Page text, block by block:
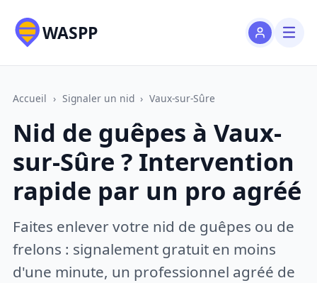
WASPP
Accueil › Signaler un nid › Vaux-sur-Sûre
Nid de guêpes à Vaux-
sur-Sûre ? Intervention
rapide par un pro agréé
Faites enlever votre nid de guêpes ou de
frelons : signalement gratuit en moins
d'une minute, un professionnel agréé de